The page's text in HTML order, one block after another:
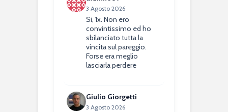
3 Agosto 2026
Si, 1x. Non ero
convintissimo ed ho
sbilanciato tutta la
vincita sul pareggio.
Forse era meglio
lasciarla perdere
Giulio Giorgetti
3 Agosto 2026